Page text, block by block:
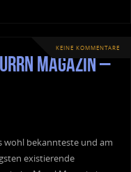
KEINE KOMMENTARE
Magazin –
wohl bekannteste und am
existierende